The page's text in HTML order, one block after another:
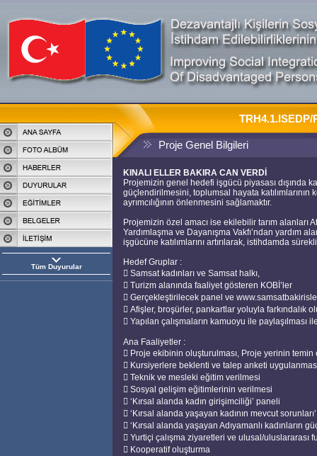
Tüm Duyurular
TRH4.1.ISEDP/
Proje Genel Bilgileri
KINALI ELLER BAKIRA CAN VERDİ
Projemizin genel hedefi işgücü piyasası dışında
güçlendirilmesini, toplumsal hayata katılımlarının
ayrımcılığının önlenmesini sağlamaktır.
Projemizin özel amacı ise ekilebilir tarım alanları
Yardımlaşma ve Dayanışma Vakfı’ndan yardım
işgücüne katılımlarını artırılarak, istihdamda
Hedef Gruplar :
 Samsat kadınları ve Samsat halkı,
 Turizm alanında faaliyet gösteren KOBİ’ler
 Gerçekleştirilecek panel ve
 Afişler, broşürler, pankartlar yoluyla farkındalık
 Yapılan çalışmaların kamuoyu ile
Ana Faaliyetler :
 Proje ekibinin oluşturulması, Proje yerinin
 Kursiyerlere beklenti ve talep anketi
 Teknik ve mesleki eğitim verilmesi
 Sosyal gelişim eğitimlerinin verilmesi
 ‘Kırsal alanda kadın girişimciliği’ paneli
 ‘Kırsal alanda yaşayan kadının mevcut
 ‘Kırsal alanda yaşayan Adıyamanlı kadınların
 Yurtiçi çalışma ziyaretleri ve ulusal/uluslararası
 Kooperatif oluşturma